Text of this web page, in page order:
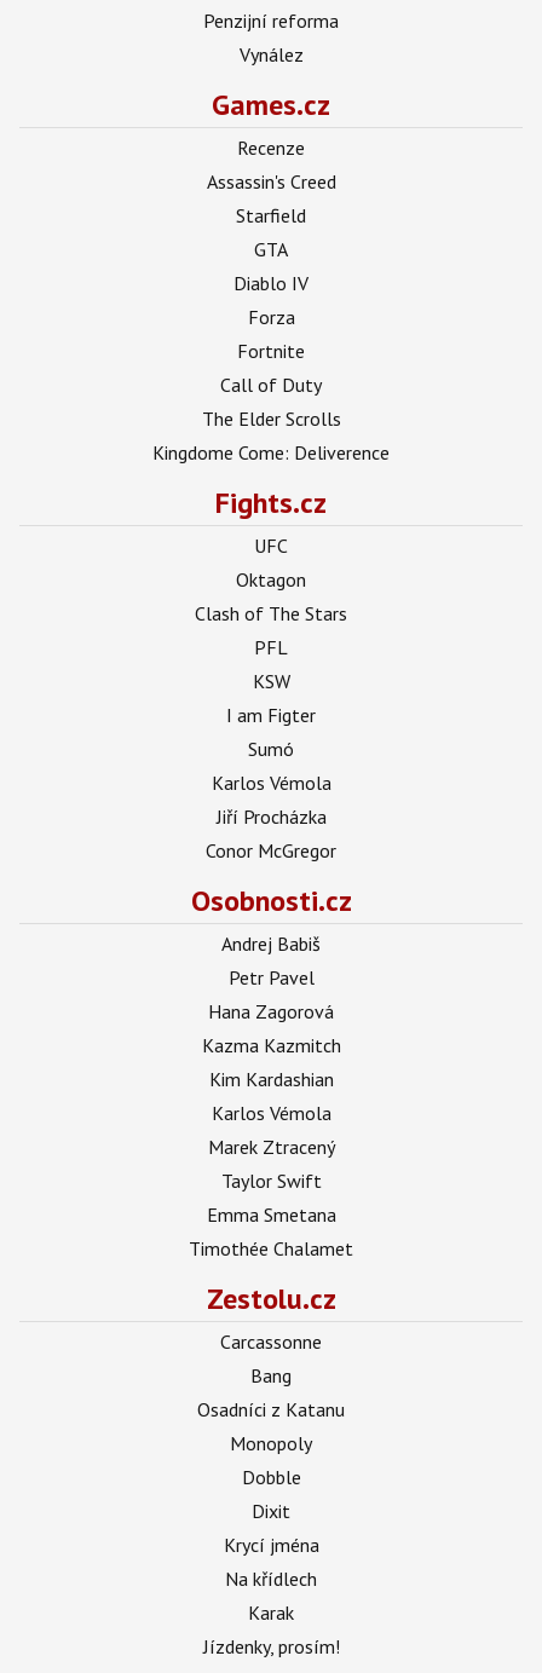
Penzijní reforma
Vynález
Games.cz
Recenze
Assassin's Creed
Starfield
GTA
Diablo IV
Forza
Fortnite
Call of Duty
The Elder Scrolls
Kingdome Come: Deliverence
Fights.cz
UFC
Oktagon
Clash of The Stars
PFL
KSW
I am Figter
Sumó
Karlos Vémola
Jiří Procházka
Conor McGregor
Osobnosti.cz
Andrej Babiš
Petr Pavel
Hana Zagorová
Kazma Kazmitch
Kim Kardashian
Karlos Vémola
Marek Ztracený
Taylor Swift
Emma Smetana
Timothée Chalamet
Zestolu.cz
Carcassonne
Bang
Osadníci z Katanu
Monopoly
Dobble
Dixit
Krycí jména
Na křídlech
Karak
Jízdenky, prosím!